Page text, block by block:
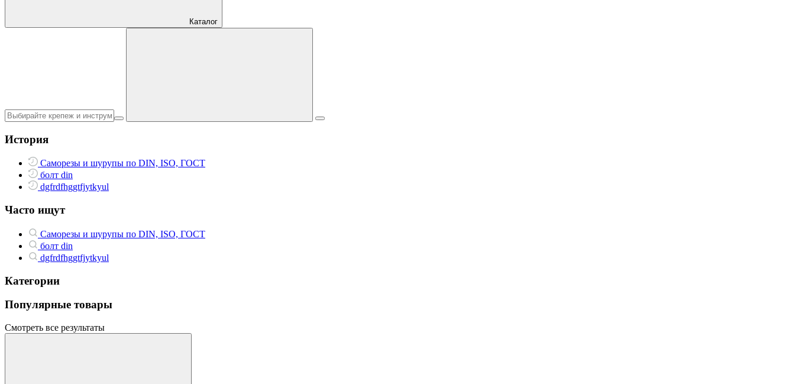
Каталог
История
Саморезы и шурупы по DIN, ISO, ГОСТ
болт din
dgfrdfhggtfjytkyul
Часто ищут
Саморезы и шурупы по DIN, ISO, ГОСТ
болт din
dgfrdfhggtfjytkyul
Категории
Популярные товары
Смотреть все результаты